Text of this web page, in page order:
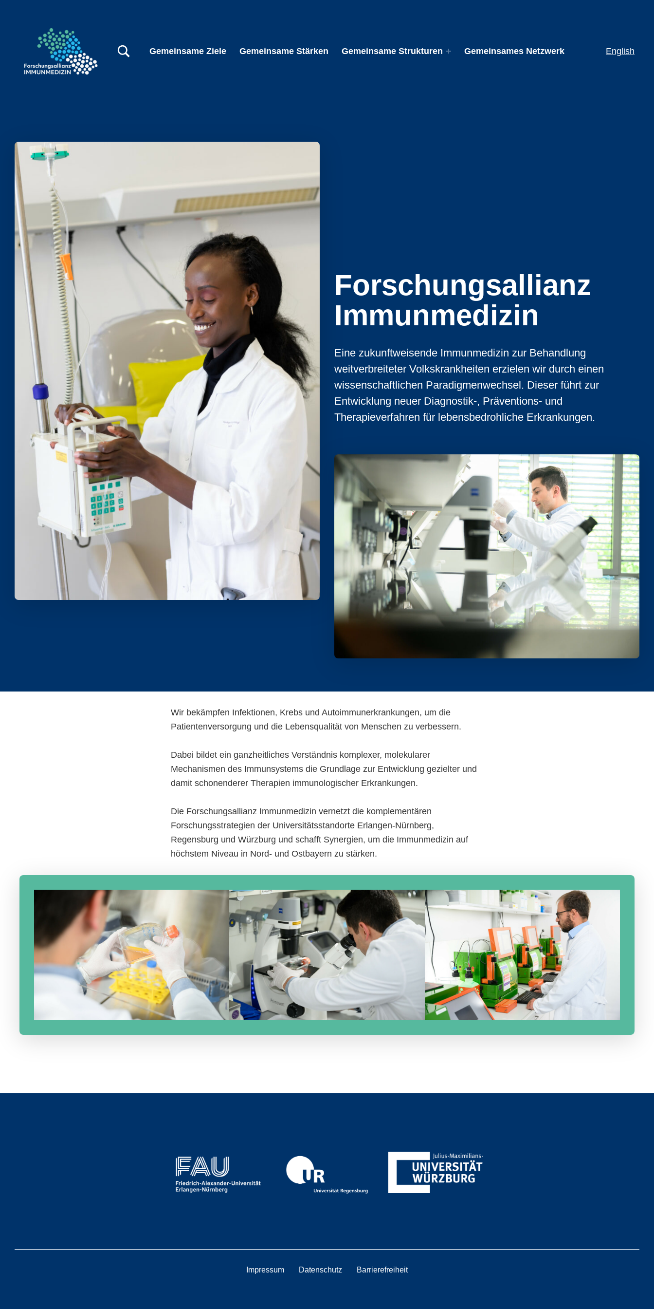
Gemeinsame Ziele Gemeinsame Stärken Gemeinsame Strukturen Gemeinsames Netzwerk English
Forschungsallianz
Immunmedizin
Eine zukunftweisende Immunmedizin zur Behandlung
weitverbreiteter Volkskrankheiten erzielen wir durch einen
wissenschaftlichen Paradigmenwechsel. Dieser führt zur
Entwicklung neuer Diagnostik-, Präventions- und
Therapieverfahren für lebensbedrohliche Erkrankungen.
Wir bekämpfen Infektionen, Krebs und Autoimmunerkrankungen, um die
Patientenversorgung und die Lebensqualität von Menschen zu verbessern.
Dabei bildet ein ganzheitliches Verständnis komplexer, molekularer
Mechanismen des Immunsystems die Grundlage zur Entwicklung gezielter und
damit schonenderer Therapien immunologischer Erkrankungen.
Die Forschungsallianz Immunmedizin vernetzt die komplementären
Forschungsstrategien der Universitätsstandorte Erlangen-Nürnberg,
Regensburg und Würzburg und schafft Synergien, um die Immunmedizin auf
höchstem Niveau in Nord- und Ostbayern zu stärken.
Zurück zur Hauptnavigation springen
Impressum Datenschutz Barrierefreiheit